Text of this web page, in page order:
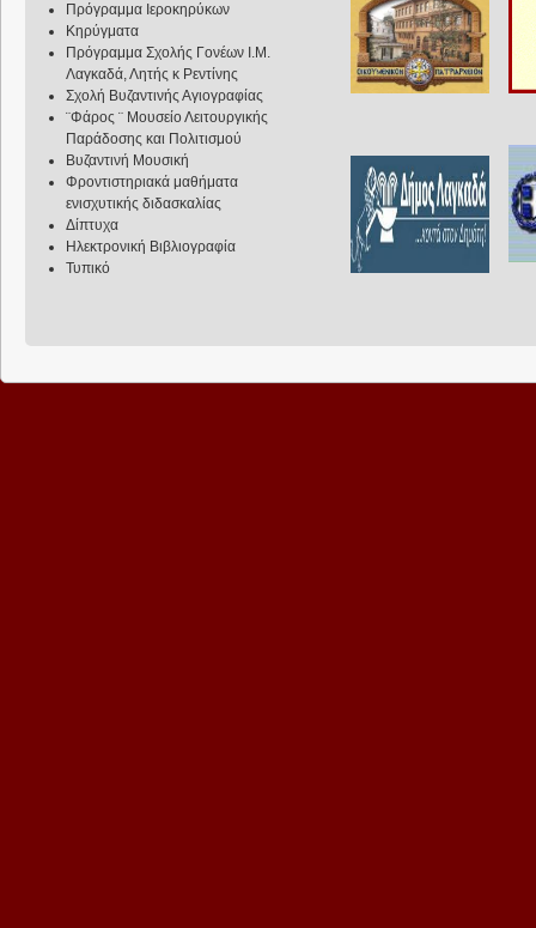
Πρόγραμμα Ιεροκηρύκων
Κηρύγματα
Πρόγραμμα Σχολής Γονέων Ι.Μ.
Λαγκαδά, Λητής κ Ρεντίνης
Σχολή Βυζαντινής Αγιογραφίας
¨Φάρος ¨ Μουσείο Λειτουργικής
Παράδοσης και Πολιτισμού
Βυζαντινή Μουσική
Φροντιστηριακά μαθήματα
ενισχυτικής διδασκαλίας
Δίπτυχα
Ηλεκτρονική Βιβλιογραφία
Τυπικό